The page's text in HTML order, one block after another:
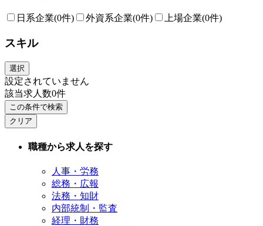
日系企業(0件) 外資系企業(0件) 上場企業(0件)
スキル
選択
設定されていません
該当求人数0件
この条件で検索
クリア
職種から求人を探す
人事・労務
総務・広報
法務・知財
内部統制・監査
経理・財務